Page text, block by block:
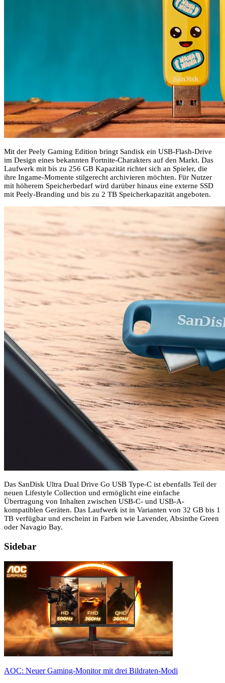
Mit der Peely Gaming Edition bringt Sandisk ein USB-Flash-Drive
im Design eines bekannten Fortnite-Charakters auf den Markt. Das
Laufwerk mit bis zu 256 GB Kapazität richtet sich an Spieler, die
ihre Ingame-Momente stilgerecht archivieren möchten. Für Nutzer
mit höherem Speicherbedarf wird darüber hinaus eine externe SSD
mit Peely-Branding und bis zu 2 TB Speicherkapazität angeboten.
Das SanDisk Ultra Dual Drive Go USB Type-C ist ebenfalls Teil der
neuen Lifestyle Collection und ermöglicht eine einfache
Übertragung von Inhalten zwischen USB-C- und USB-A-
kompatiblen Geräten. Das Laufwerk ist in Varianten von 32 GB bis 1
TB verfügbar und erscheint in Farben wie Lavender, Absinthe Green
oder Navagio Bay.
Sidebar
AOC: Neuer Gaming-Monitor mit drei Bildraten-Modi